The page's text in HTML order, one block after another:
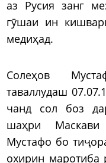
аз Русия занг
гӯшаи ин
медиҳад.
Солеҳов
таваллудаш
чанд сол боз
шаҳри Маскави
Мустафо бо
охирин маротиба